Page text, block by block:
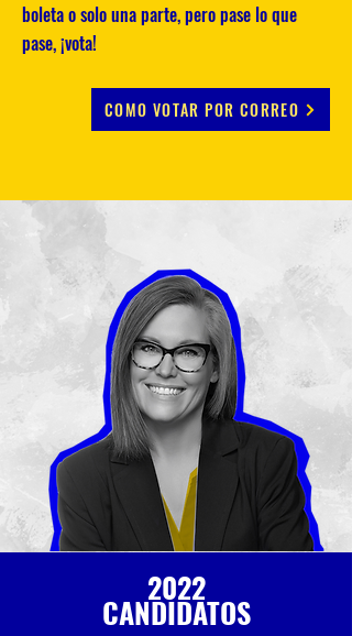
boleta o solo una parte, pero pase lo que
pase, ¡vota!
COMO VOTAR POR CORREO
2022
CANDIDATOS